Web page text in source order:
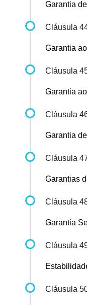
Garantia
Cláusula
Garantia
Cláusula
Garantia
Cláusula
Garantia
Cláusula
Garantias
Cláusula
Garantia
Cláusula
Cláusula